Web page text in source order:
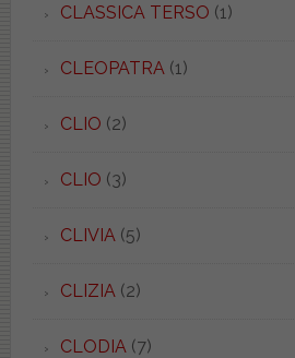
CLASSICA TERSO (1)
CLEOPATRA(1)
CLIO (2)
CLIO (3)
CLIVIA(5)
CLIZIA(2)
CLODIA(7)